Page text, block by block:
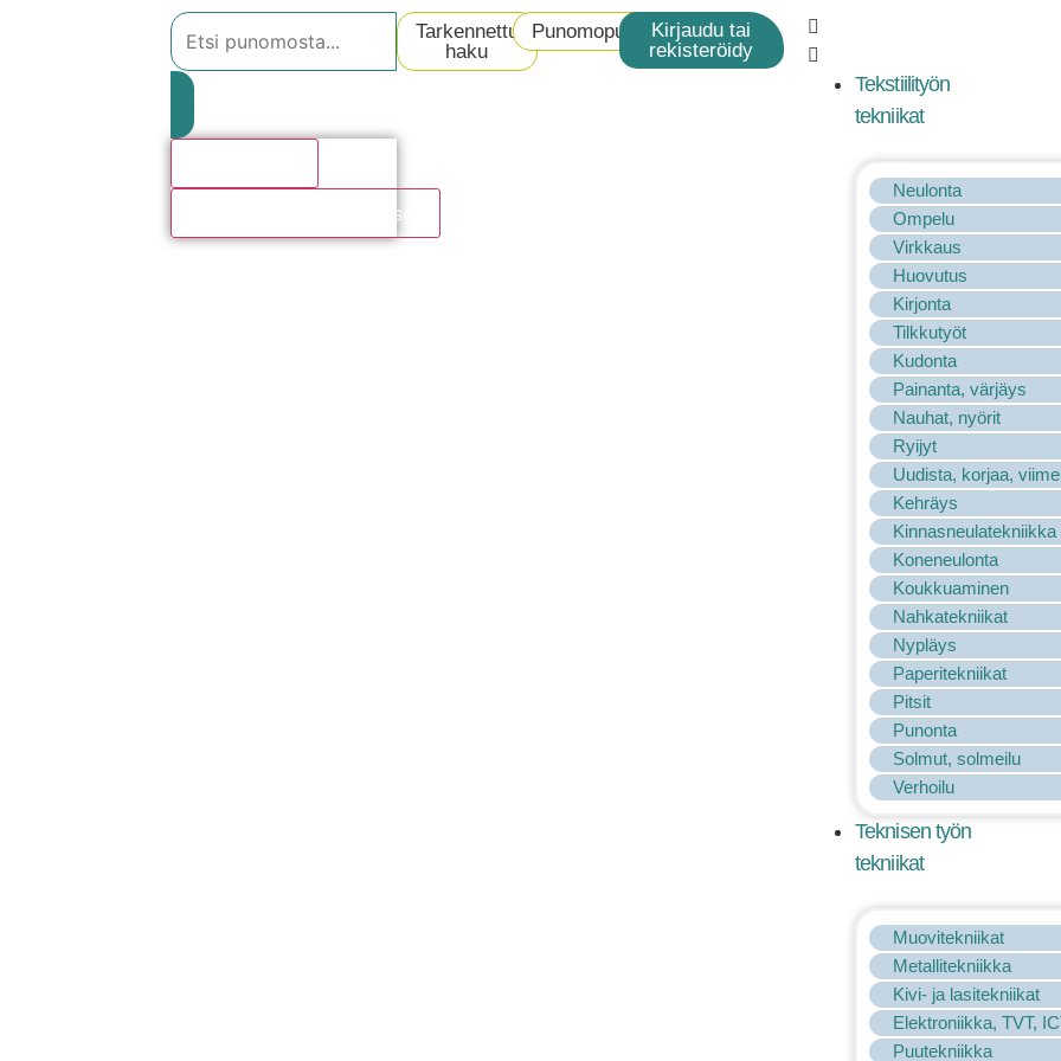
Katso kaikki hakutulokset
Tarkennettu
haku
PunomoputiikkiKirjaudu tai
rekisteröidy
Tekstiilityön
tekniikat
Neulonta
Ompelu
Virkkaus
Huovutus
Kirjonta
Tilkkutyöt
Kudonta
Painanta, värjäys
Nauhat, nyörit
Ryijyt
Uudista, korjaa,
Kehräys
Kinnasneulatekniikka
Koneneulonta
Koukkuaminen
Nahkatekniikat
Nypläys
Paperitekniikat
Pitsit
Punonta
Solmut, solmeilu
Verhoilu
Teknisen työn
tekniikat
Muovitekniikat
Metallitekniikka
Kivi- ja lasitekniikat
Elektroniikka, TVT,
Puutekniikka